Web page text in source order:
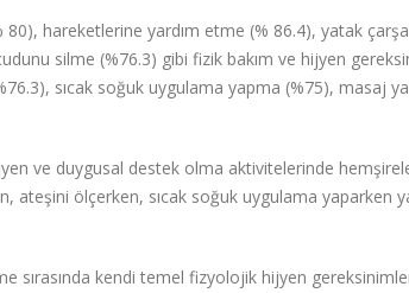
hareketlerine yardım etme (% 86.4), yatak
silme (%76.3) gibi fizik bakım ve hijyen
sıcak soğuk uygulama yapma (%75), masaj
ve duygusal destek olma aktivitelerinde
ateşini ölçerken, sıcak soğuk uygulama yaparken
sırasında kendi temel fizyolojik hijyen